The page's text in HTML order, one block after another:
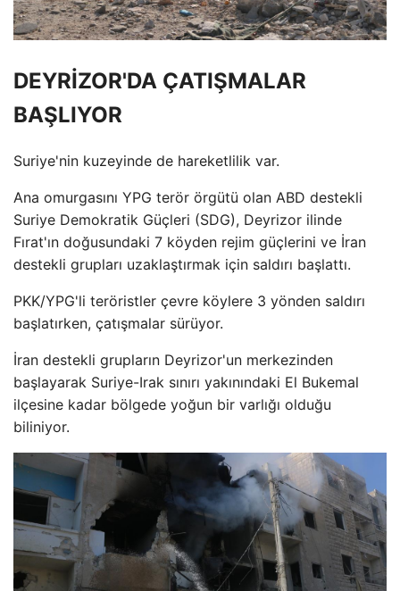
DEYRİZOR'DA ÇATIŞMALAR
BAŞLIYOR
Suriye'nin kuzeyinde de hareketlilik var.
Ana omurgasını YPG terör örgütü olan ABD destekli
Suriye Demokratik Güçleri (SDG), Deyrizor ilinde
Fırat'ın doğusundaki 7 köyden rejim güçlerini ve İran
destekli grupları uzaklaştırmak için saldırı başlattı.
PKK/YPG'li teröristler çevre köylere 3 yönden saldırı
başlatırken, çatışmalar sürüyor.
İran destekli grupların Deyrizor'un merkezinden
başlayarak Suriye-Irak sınırı yakınındaki El Bukemal
ilçesine kadar bölgede yoğun bir varlığı olduğu
biliniyor.